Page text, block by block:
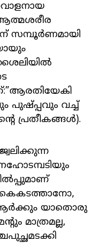
സമ്പൂർണമായി
പുഷ്പ്പവും വച്ച്
പ്രതീകങ്ങൾ).
കൈകടത്താനോ,
യാതൊരു
മാത്രമല്ല,